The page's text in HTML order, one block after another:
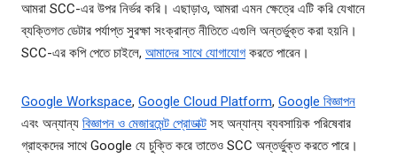
আমরা SCC-এর উপর নির্ভর করি। এছাড়াও, আমরা এমন ক্ষেত্রে এটি করি যেখানে
ব্যক্তিগত ডেটার পর্যাপ্ত সুরক্ষা সংক্রান্ত নীতিতে এগুলি অন্তর্ভুক্ত করা হয়নি।
SCC-এর কপি পেতে চাইলে, আমাদের সাথে যোগাযোগ করতে পারেন।
Google Workspace, Google Cloud Platform, Google বিজ্ঞাপন
এবং অন্যান্য বিজ্ঞাপন ও মেজারমেন্ট প্রোডাক্ট সহ অন্যান্য ব্যবসায়িক পরিষেবার
গ্রাহকদের সাথে Google যে চুক্তি করে তাতেও SCC অন্তর্ভুক্ত করতে পারে।